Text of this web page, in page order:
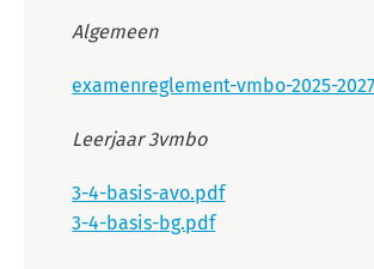
Algemeen
examenreglement-vmbo-2025-
Leerjaar 3vmbo
3-4-basis-avo.pdf
3-4-basis-bg.pdf